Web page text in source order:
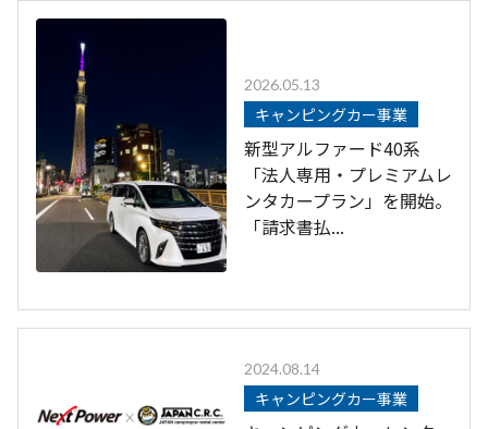
2026.05.13
キャンピングカー事業
新型アルファード40系
「法人専用・プレミアムレ
ンタカープラン」を開始。
「請求書払...
2024.08.14
キャンピングカー事業